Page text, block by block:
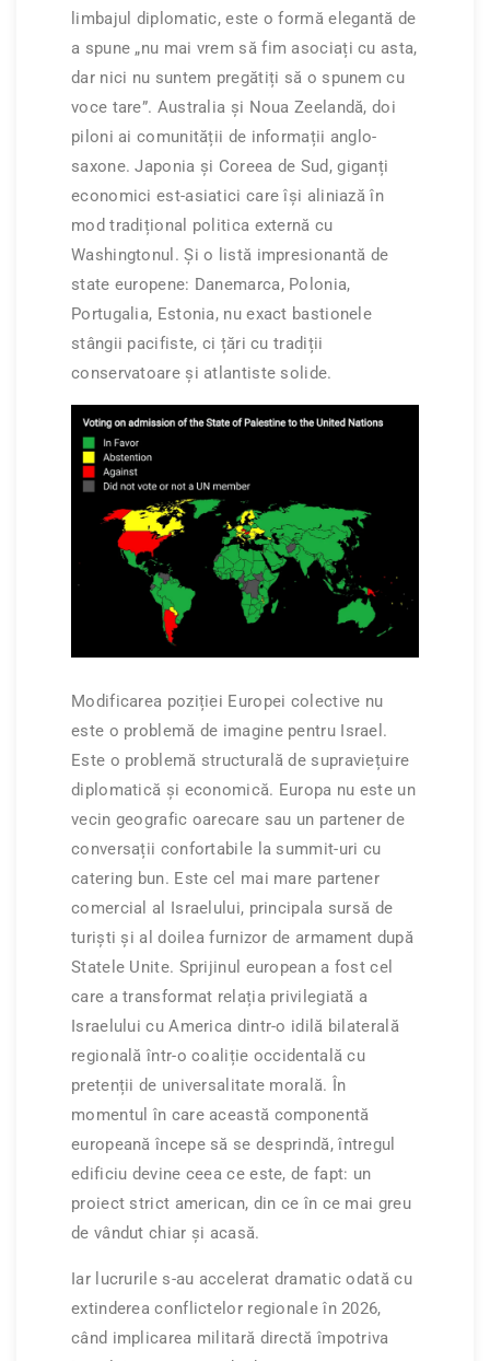
limbajul diplomatic, este o formă elegantă de
a spune „nu mai vrem să fim asociați cu asta,
dar nici nu suntem pregătiți să o spunem cu
voce tare”. Australia și Noua Zeelandă, doi
piloni ai comunității de informații anglo-
saxone. Japonia și Coreea de Sud, giganți
economici est-asiatici care își aliniază în
mod tradițional politica externă cu
Washingtonul. Și o listă impresionantă de
state europene: Danemarca, Polonia,
Portugalia, Estonia, nu exact bastionele
stângii pacifiste, ci țări cu tradiții
conservatoare și atlantiste solide.
Modificarea poziției Europei colective nu
este o problemă de imagine pentru Israel.
Este o problemă structurală de supraviețuire
diplomatică și economică. Europa nu este un
vecin geografic oarecare sau un partener de
conversații confortabile la summit-uri cu
catering bun. Este cel mai mare partener
comercial al Israelului, principala sursă de
turiști și al doilea furnizor de armament după
Statele Unite. Sprijinul european a fost cel
care a transformat relația privilegiată a
Israelului cu America dintr-o idilă bilaterală
regională într-o coaliție occidentală cu
pretenții de universalitate morală. În
momentul în care această componentă
europeană începe să se desprindă, întregul
edificiu devine ceea ce este, de fapt: un
proiect strict american, din ce în ce mai greu
de vândut chiar și acasă.
Iar lucrurile s-au accelerat dramatic odată cu
extinderea conflictelor regionale în 2026,
când implicarea militară directă împotriva